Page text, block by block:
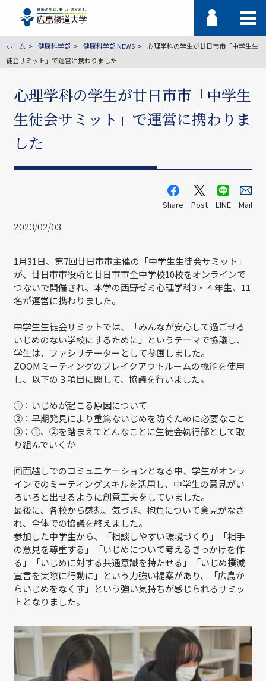
ホーム 健康科学部 健康科学部 NEWS
心理学科の学生が廿日市市「中学生生
徒会サミット」で運営に携わりました
心理学科の学生が廿日市市「中学生
生徒会サミット」で運営に携わりま
した
Share Post LINE Mail
2023/02/03
1月31日、第7回廿日市市主催の「中学生生徒会サミット」
が、廿日市市役所と廿日市市全中学校10校をオンラインで
つないで開催され、本学の西野ゼミ心理学科3・４年生、11
名が運営に携わりました。
中学生生徒会サミットでは、「みんなが安心して過ごせる
いじめのない学校にするために」というテーマで協議し、
学生は、ファシリテーターとして参画しました。
ZOOMミーティングのブレイクアウトルームの機能を使用
し、以下の３項目に関して、協議を行いました。
①：いじめが起こる原因について
②：早期発見により重篤ないじめを防ぐために必要なこと
③：①、②を踏まえてどんなことに生徒会執行部として取
り組んでいくか
画面越しでのコミュニケーションとなる中、学生がオンラ
インでのミーティングスキルを活用し、中学生の意見がい
ろいろと出せるように創意工夫をしていました。
最後に、各校から感想、気づき、抱負について意見がなさ
れ、全体での協議を終えました。
参加した中学生から、「相談しやすい環境づくり」「相手
の意見を尊重する」「いじめについて考えるきっかけを作
る」「いじめに対する共通意識を持たせる」「いじめ撲滅
宣言を実際に行動に」という力強い提案があり、「広島か
らいじめをなくす」という強い気持ちが感じられるサミッ
トとなりました。